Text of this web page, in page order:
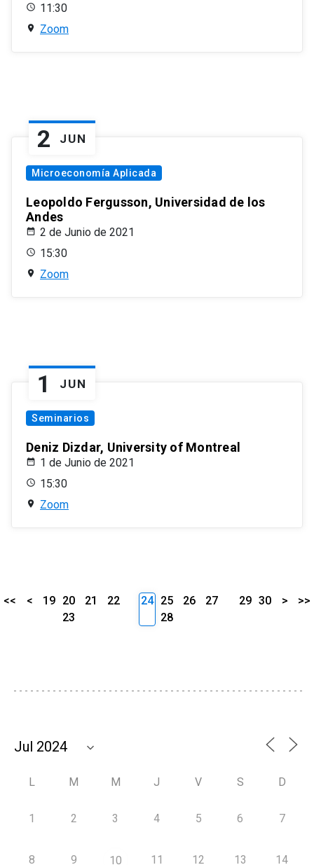
11:30
Zoom
2 JUN
Microeconomía Aplicada
Leopoldo Fergusson, Universidad de los
Andes
2 de Junio de 2021
15:30
Zoom
1 JUN
Seminarios
Deniz Dizdar, University of Montreal
1 de Junio de 2021
15:30
Zoom
<< < 19 20 21
22
23
24 25 26
27
28
29 30 > >>
L M M J V S D
1 2 3 4 5 6 7
8 9 10 11 12 13 14